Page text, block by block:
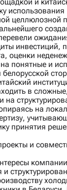
и
использования
целлюлозной
инвестиций,
оценки
понятные и
белорусской
в
на
на
принятия
и
компании
и